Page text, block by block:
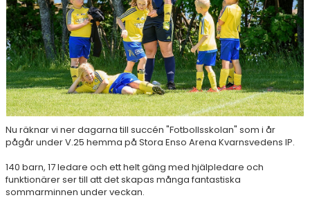
Nu räknar vi ner dagarna till succén "Fotbollsskolan" som i år
pågår under V.25 hemma på Stora Enso Arena Kvarnsvedens IP.
140 barn, 17 ledare och ett helt gäng med hjälpledare och
funktionärer ser till att det skapas många fantastiska
sommarminnen under veckan.